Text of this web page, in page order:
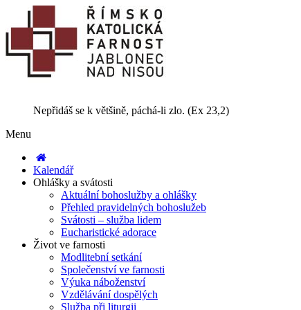
Nepřidáš se k většině, páchá-li zlo. (Ex 23,2)
Menu
Kalendář
Ohlášky a svátosti
Aktuální bohoslužby a ohlášky
Přehled pravidelných bohoslužeb
Svátosti – služba lidem
Eucharistické adorace
Život ve farnosti
Modlitební setkání
Společenství ve farnosti
Výuka náboženství
Vzdělávání dospělých
Služba při liturgii